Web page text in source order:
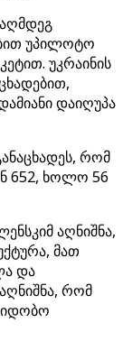
უპილოტო
უკრაინის
დაიღუპა
რომ
652, ხოლო 56
აღნიშნა,
მათ
და
რომ